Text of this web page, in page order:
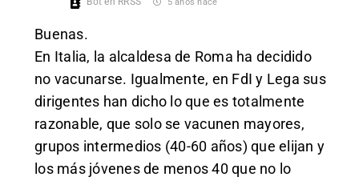
Buenas.
En Italia, la alcaldesa de Roma ha decidido
no vacunarse. Igualmente, en FdI y Lega sus
dirigentes han dicho lo que es totalmente
razonable, que solo se vacunen mayores,
grupos intermedios (40-60 años) que elijan y
los más jóvenes de menos 40 que no lo